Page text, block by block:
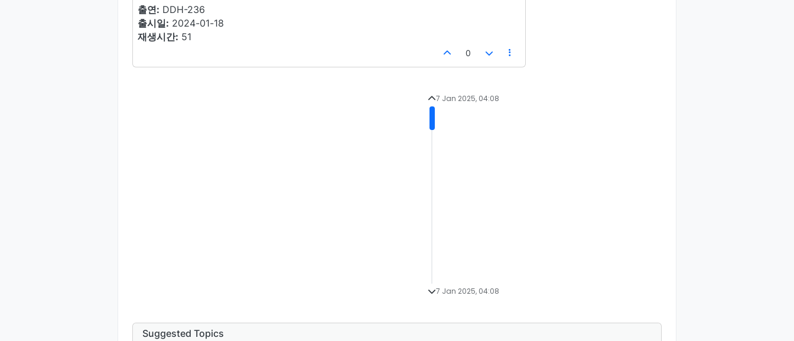
출연: DDH-236
출시일: 2024-01-18
재생시간: 51
0
7 Jan 2025, 04:08
7 Jan 2025, 04:08
Suggested Topics